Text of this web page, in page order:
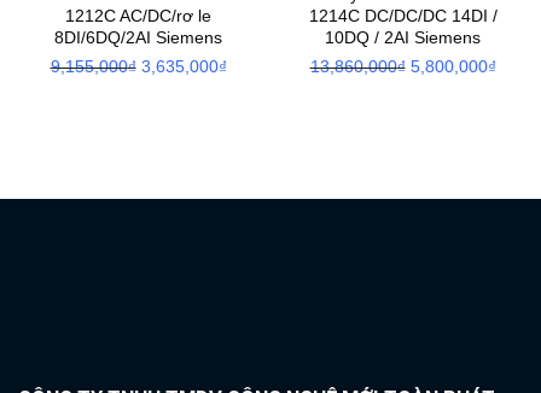
1212C AC/DC/rơ le
8DI/6DQ/2AI Siemens
9,155,000₫ Giá
3,635,000₫
1214C DC/DC/DC 14DI /
10DQ / 2AI Siemens
13,860,000₫ Giá
5,800,000₫